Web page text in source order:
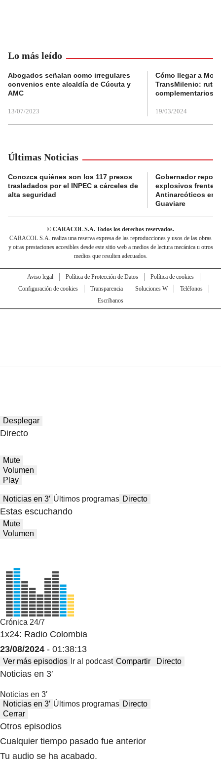
Lo más leído
Abogados señalan como irregulares
convenios ente alcaldía de Cúcuta y
AMC
13/07/2023
Cómo llegar a
TransMilenio:
complementarios
19/03/2024
Últimas Noticias
Conozca quiénes son los 117 presos
trasladados por el INPEC a cárceles de
alta seguridad
Gobernador
explosivos frente a
Antinarcóticos en
Guaviare
© CARACOL S.A. Todos los derechos reservados.
CARACOL S.A. realiza una reserva expresa de las reproducciones y usos de las obras
y otras prestaciones accesibles desde este sitio web a medios de lectura mecánica u otros
medios que resulten adecuados.
Aviso legal Política de Protección de Datos
Política de cookies
Configuración de cookies
Transparencia Soluciones W
Teléfonos
Escríbanos
Desplegar
Directo
Mute
Volumen
Play
Noticias en 3′ Últimos programas Directo
Estas escuchando
Mute
Volumen
Crónica 24/7
1x24: Radio Colombia
23/08/2024 - 01:38:13
Ver más episodios Ir al podcast Compartir Directo
Noticias en 3′
Noticias en 3′
Noticias en 3′ Últimos programas Directo
Cerrar
Otros episodios
Cualquier tiempo pasado fue anterior
Tu audio se ha acabado.